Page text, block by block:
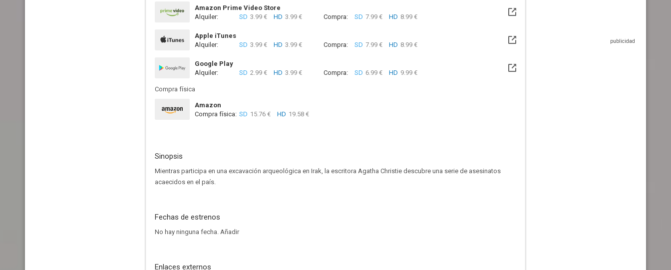
Amazon Prime Video Store
Alquiler:
SD 3.99 € HD 3.99 € Compra: SD 7.99 € HD 8.99 €
Apple iTunes
Alquiler:
SD 3.99 € HD 3.99 € Compra: SD 7.99 € HD 8.99 €
Google Play
Alquiler:
SD 2.99 € HD 3.99 € Compra: SD 6.99 € HD 9.99 €
Compra física
Amazon
Compra física: SD 15.76 € HD 19.58 €
Sinopsis
Mientras participa en una excavación arqueológica en Irak, la escritora Agatha Christie descubre una serie de asesinatos
acaecidos en el país.
Fechas de estrenos
No hay ninguna fecha. Añadir
Enlaces externos